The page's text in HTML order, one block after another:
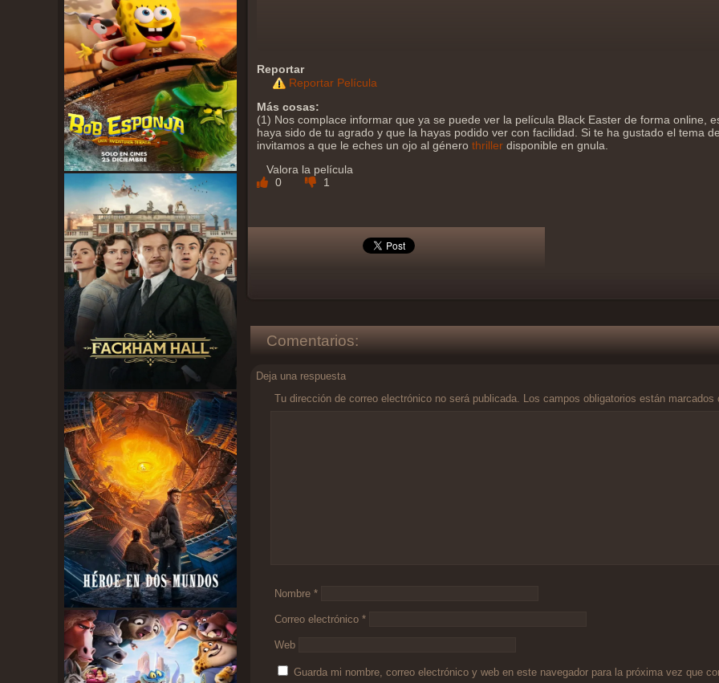
Reportar
Reportar Película
Más cosas:
(1) Nos complace informar que ya se puede ver la película Black Easter de forma online,
haya sido de tu agrado y que la hayas podido ver con facilidad. Si te ha gustado el tema
invitamos a que le eches un ojo al género thriller disponible en gnula.
Valora la película
0
1
Comentarios:
Deja una respuesta
Tu dirección de correo electrónico no será publicada. Los campos obligatorios están marcados
Nombre *
Correo electrónico *
Web
Guarda mi nombre, correo electrónico y web en este navegador para la próxima vez que